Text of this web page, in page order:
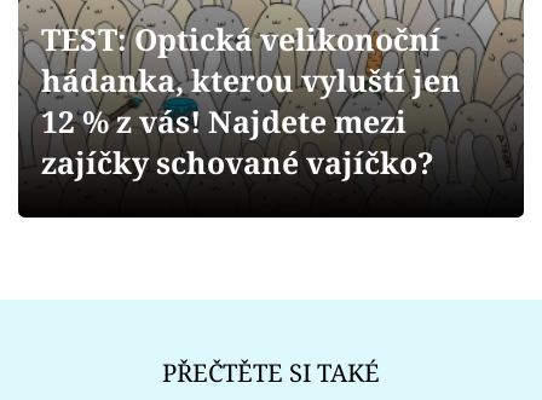
Videa
Sledujte prima+
TEST: Optická velikonoční
hádanka, kterou vyluští jen
12 % z vás! Najdete mezi
zajíčky schované vajíčko?
PŘEČTĚTE SI TAKÉ